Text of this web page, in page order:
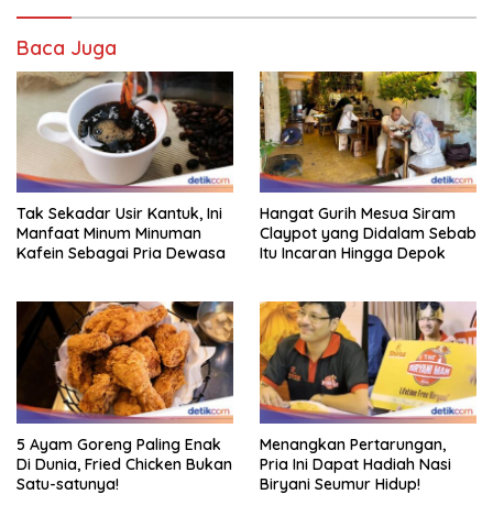
Baca Juga
Tak Sekadar Usir Kantuk, Ini
Manfaat Minum Minuman
Kafein Sebagai Pria Dewasa
Hangat Gurih Mesua Siram
Claypot yang Didalam Sebab
Itu Incaran Hingga Depok
5 Ayam Goreng Paling Enak
Di Dunia, Fried Chicken Bukan
Satu-satunya!
Menangkan Pertarungan,
Pria Ini Dapat Hadiah Nasi
Biryani Seumur Hidup!